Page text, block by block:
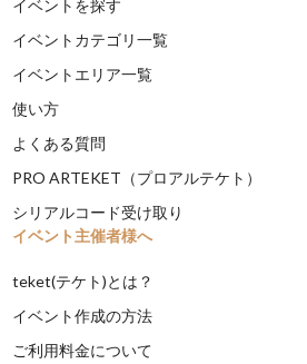
イベントを探す
イベントカテゴリ一覧
イベントエリア一覧
使い方
よくある質問
PRO ARTEKET（プロアルテケト）
シリアルコード受け取り
イベント主催者様へ
teket(テケト)とは？
イベント作成の方法
ご利用料金について